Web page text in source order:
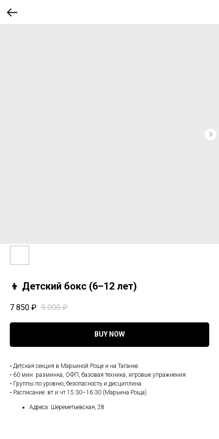
👦 Детский бокс (6–12 лет)
7 850 ₽ 9 000 ₽
BUY NOW
• Детская секция в Марьиной Роще и на Таганке.
• 60 мин: разминка, ОФП, базовая техника, игровые упражнения.
• Группы по уровню, безопасность и дисциплина.
• Расписание: вт и чт 15:30–16:30 (Марьина Роща).
Адреса: Шереметьевская, 28